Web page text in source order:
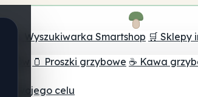
🔮 Wyszukiwarka Smartshop 🛒 Sklepy
🫙 Proszki grzybowe ☕ Kawa
twojego celu